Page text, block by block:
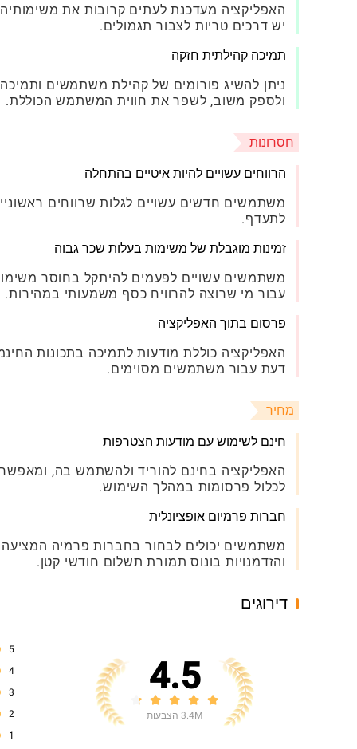
האפליקציה מעדכנת לעתים קרובות את
יש דרכים טריות לצבור תגמולים.
תמיכה קהילתית חזקה
ניתן להשיג פורומים של קהילת משתמשים
ולספק משוב, לשפר את חווית המשתמש הכוללת.
חסרונות
הרווחים עשויים להיות איטיים בהתחלה
משתמשים חדשים עשויים לגלות שרווחים
לתעדף.
זמינות מוגבלת של משימות בעלות שכר גבוה
משתמשים עשויים לפעמים להיתקל בחוסר
עבור מי שרוצה להרוויח כסף משמעותי במהירות.
פרסום בתוך האפליקציה
האפליקציה כוללת מודעות לתמיכה בתכונות
דעת עבור משתמשים מסוימים.
מחיר
חינם לשימוש עם מודעות הצטרפות
האפליקציה בחינם להוריד ולהשתמש בה,
לכלול פרסומות במהלך השימוש.
חברות פרמיום אופציונלית
משתמשים יכולים לבחור בחברות פרמיה
והזדמנויות בונוס תמורת תשלום חודשי קטן.
דירוגים
4.5
3.4M הצבעות
5
4
3
2
1